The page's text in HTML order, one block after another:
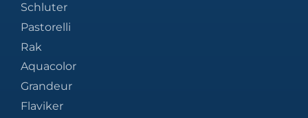
Schluter
Pastorelli
Rak
Aquacolor
Grandeur
Flaviker